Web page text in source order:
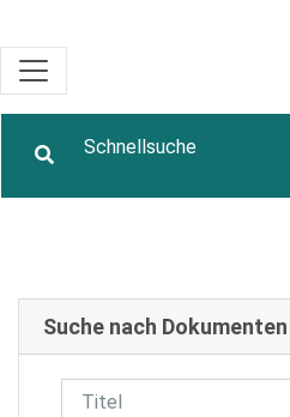
Suche nach Dokumenten